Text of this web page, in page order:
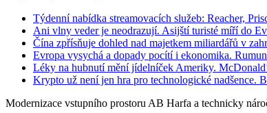
Týdenní nabídka streamovacích služeb: Reacher,
Ani vlny veder je neodrazují. Asijští turisté míří do
Čína zpřísňuje dohled nad majetkem miliardářů v
Evropa vysychá a dopady pocítí i ekonomika.
Léky na hubnutí mění jídelníček Ameriky.
Krypto už není jen hra pro technologické nadšence.
Modernizace vstupního prostoru AB Harfa a technicky